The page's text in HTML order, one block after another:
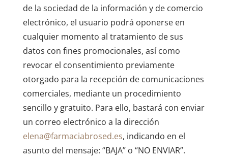
de la sociedad de la información y de comercio
electrónico, el usuario podrá oponerse en
cualquier momento al tratamiento de sus
datos con fines promocionales, así como
revocar el consentimiento previamente
otorgado para la recepción de comunicaciones
comerciales, mediante un procedimiento
sencillo y gratuito. Para ello, bastará con enviar
un correo electrónico a la dirección
elena@farmaciabrosed.es, indicando en el
asunto del mensaje: “BAJA” o “NO ENVIAR”.